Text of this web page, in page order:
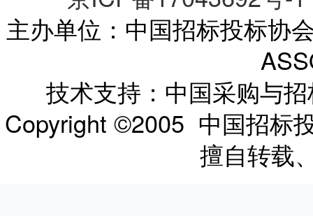
主办单位：中国招标投标协
技术支持：中国采购与
Copyright ©2005 中国招标
擅自转载